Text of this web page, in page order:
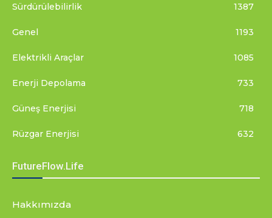
Sürdürülebilirlik 1387
Genel 1193
Elektrikli Araçlar 1085
Enerji Depolama 733
Güneş Enerjisi 718
Rüzgar Enerjisi 632
FutureFlow.Life
Hakkımızda